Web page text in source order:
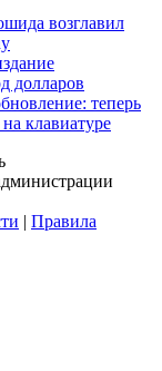
возглавил
долларов
теперь
клавиатуре
| Правила